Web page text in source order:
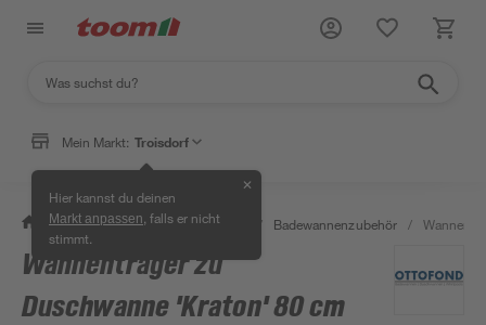
Mein Markt: Troisdorf
Hier kannst du deinen
Markt anpassen , falls er nicht
stimmt.
✕
/ Bad & Sanitär / Badewannen / Badewannenzubehör /
Wannenträger zu
Duschwanne 'Kraton' 80 cm